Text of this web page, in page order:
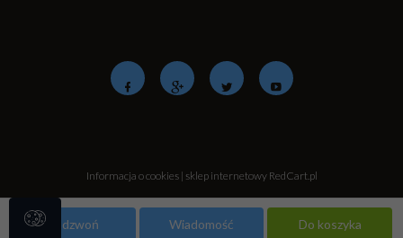
Zadzwoń Wiadomość Do koszyka
Informacja o cookies| sklep internetowyRedCart.pl